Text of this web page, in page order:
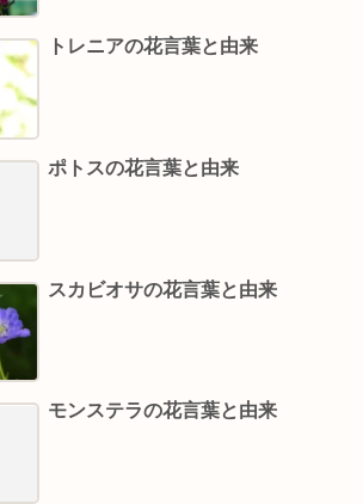
トレニアの花言葉と由来
ポトスの花言葉と由来
スカビオサの花言葉と由来
モンステラの花言葉と由来